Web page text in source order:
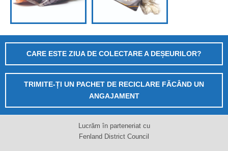
CARE ESTE ZIUA DE COLECTARE A DEȘEURILOR?
TRIMITE-ȚI UN PACHET DE RECICLARE FĂCÂND UN
ANGAJAMENT
Lucrăm în parteneriat cu
Fenland District Council